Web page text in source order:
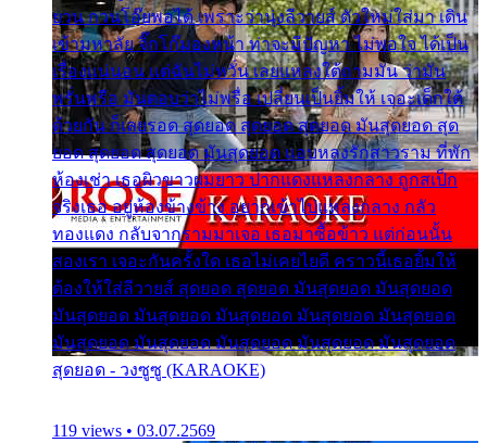
ยวน กวนโอ๊ยพอได้ เพราะว่านุ่งลีวายส์ ตัวใหม่ใส่มา เดิน
เข้ามหาลัย จิ๊กโก๊มองหน้า ท่าจะมีปัญหา ไม่พอใจ ได้เป็น
เรื่องแน่นอน แต่ฉันไม่หวั่น เลยแหลงใต้ถามมัน ว่ามัน
พรั่นพรือ มันตอบว่าไม่พรื่อ เปลี่ยนเป็นยิ้มให้ เจอะเด็กใต้
ด้วยกัน ก็เลยรอด สุดยอด สุดยอด สุดยอด มันสุดยอด สุด
ยอด สุดยอด สุดยอด มันสุดยอด แอบหลงรักสาวราม ที่พัก
ห้องเช่า เธอผิวขาวผมยาว ปากแดงแหลงกลาง ถูกสเป็ก
จริงเธอ อยู่ห้องข้างข้าง อยากเข้าไปแหลงกลาง กลัว
ทองแดง กลับจากรามมาเจอ เธอมาซื้อข้าว แต่ก่อนนั้น
สองเรา เจอะกันครั้งใด เธอไม่เคยไยดี คราวนี้เธอยิ้มให้
ต้องให้ใส่ลีวายส์ สุดยอด สุดยอด มันสุดยอด มันสุดยอด
มันสุดยอด มันสุดยอด มันสุดยอด มันสุดยอด มันสุดยอด
มันสุดยอด มันสุดยอด มันสุดยอด มันสุดยอด มันสุดยอด
สุดยอด - วงซูซู (KARAOKE)
119 views • 03.07.2569